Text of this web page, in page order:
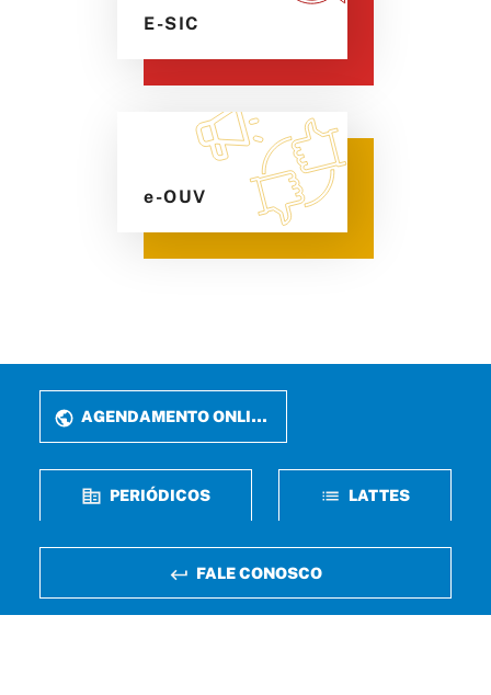
E-SIC
e-OUV
AGENDAMENTO ONLINE
PERIÓDICOS LATTES
FALE CONOSCO